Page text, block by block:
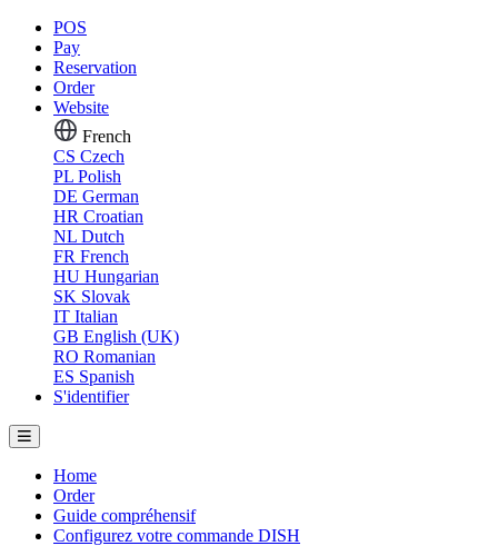
POS
Pay
Reservation
Order
Website
French
CS Czech
PL Polish
DE German
HR Croatian
NL Dutch
FR French
HU Hungarian
SK Slovak
IT Italian
GB English (UK)
RO Romanian
ES Spanish
S'identifier
Home
Order
Guide compréhensif
Configurez votre commande DISH